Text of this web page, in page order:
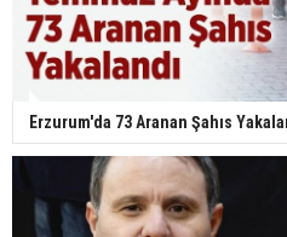
Erzurum'da 73 Aranan Şahıs